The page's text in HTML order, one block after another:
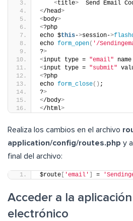
<title>
Send Email
</head>
<body>
<?php
echo $this->session->
echo form_open( '/
?>
<input type = "email"
<input type = "submit"
<?php
echo form_close() ;
?>
</body>
</html>
Realiza los cambios en el archivo
application/config/routes.php y
final del archivo:
$route 'email' =
Acceder a la
electrónico